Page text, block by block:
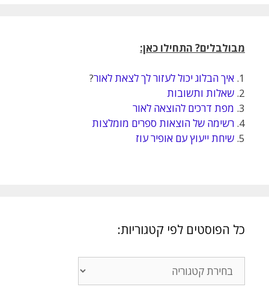
מבולבלים? התחילו כאן:
1. איך הבלוג יכול לעזור לך לצאת לאור?
2. שאלות ותשובות
3. מפת דרכים להוצאה לאור
4. רשימה של הוצאות ספרים מומלצות
5. שיחת ייעוץ עם אופיר עוז
כל הפוסטים לפי קטגוריות:
הפוסטים